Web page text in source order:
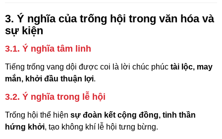
3. Ý nghĩa của trống hội trong văn hóa và
sự kiện
3.1. Ý nghĩa tâm linh
Tiếng trống vang dội được coi là lời chúc phúc tài lộc, may
mắn, khởi đầu thuận lợi.
3.2. Ý nghĩa trong lễ hội
Trống hội thể hiện sự đoàn kết cộng đồng, tinh thần
hứng khởi, tạo không khí lễ hội tưng bừng.